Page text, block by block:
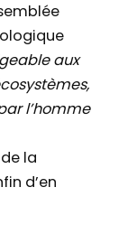
aux
l’homme
la
d’en